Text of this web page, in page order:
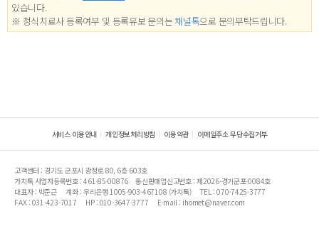
있습니다.
※ 정식치료사 등록여부 및 등록유보 문의는 채널톡으로 문의부탁드립니다.
서비스 이용안내 개인정보처리방침 이용약관 이메일주소 무단수집거부
고객센터 : 경기도 군포시 광정로 80, 6층 603호
가치톡 사업자등록번호 : 461-85-00876
통신판매업신고번호 : 제2026-경기군포-0084호
대표자 : 박준근
계좌 : 우리은행 1005-903-467108 (가치톡)
TEL : 070-7425-3777
FAX : 031-423-7017
HP : 010-3647-3777 E-mail : ihomet@naver.com